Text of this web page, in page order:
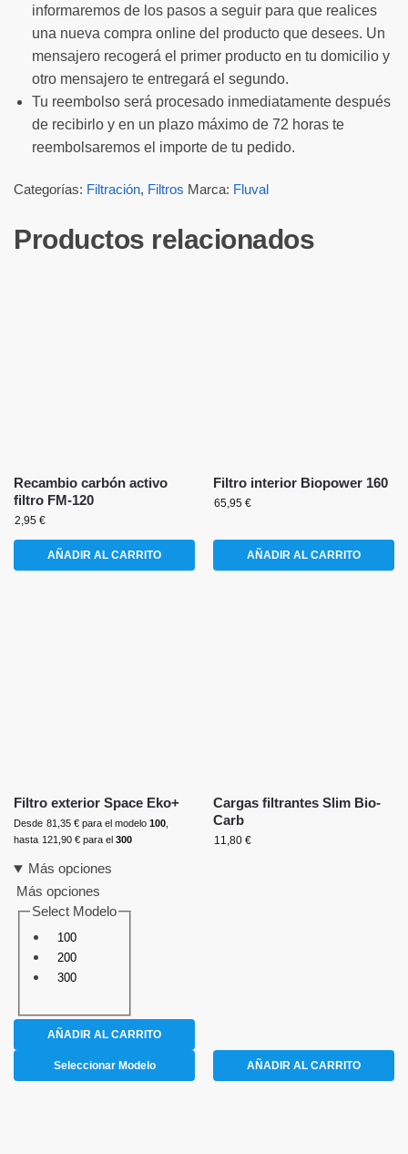
informaremos de los pasos a seguir para que realices
una nueva compra online del producto que desees. Un
mensajero recogerá el primer producto en tu domicilio y
otro mensajero te entregará el segundo.
Tu reembolso será procesado inmediatamente después
de recibirlo y en un plazo máximo de 72 horas te
reembolsaremos el importe de tu pedido.
Categorías: Filtración, Filtros Marca: Fluval
Productos relacionados
Recambio carbón activo
filtro FM-120
2,95 €
AÑADIR AL CARRITO
Filtro interior Biopower 160
65,95 €
AÑADIR AL CARRITO
Filtro exterior Space Eko+
Desde 81,35 € para el modelo 100,
hasta 121,90 € para el 300
Más opciones
Más opciones
Select Modelo
100
200
300
AÑADIR AL CARRITO
Seleccionar Modelo
Cargas filtrantes Slim Bio-
Carb
11,80 €
AÑADIR AL CARRITO